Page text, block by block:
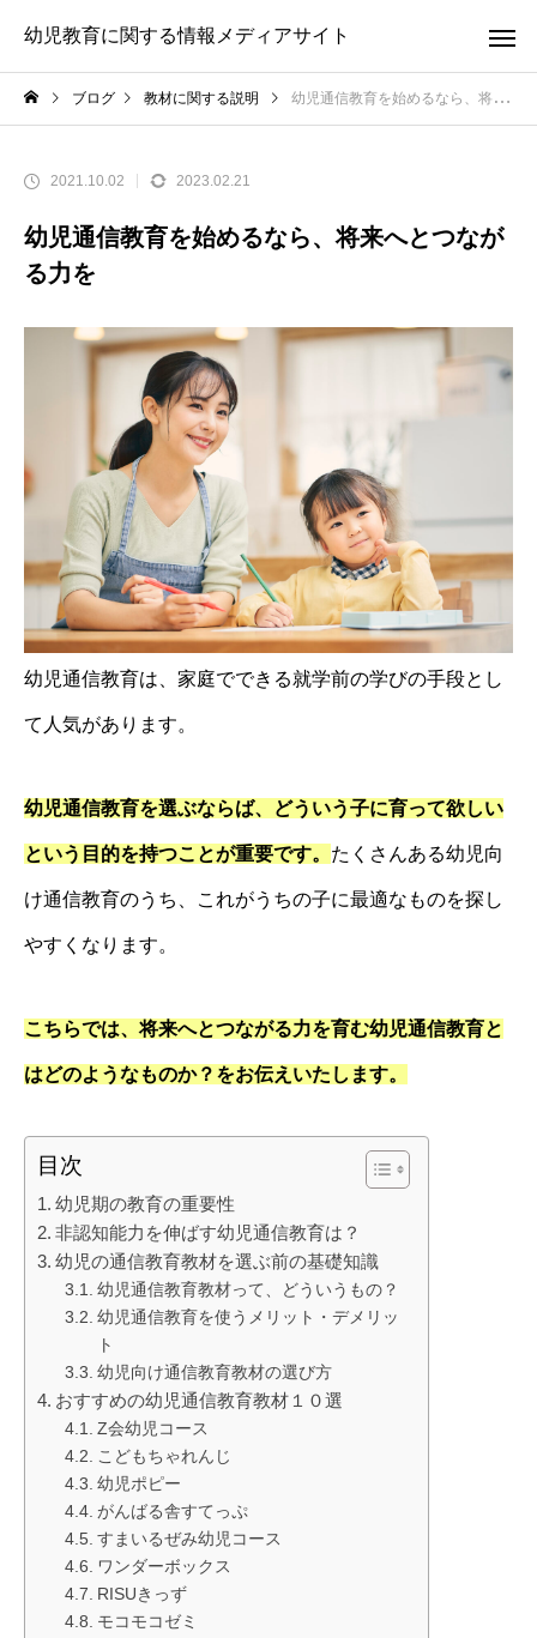
幼児教育に関する情報メディアサイト
ブログ 教材に関する説明 幼児通信教育を始めるなら、将来へとつながる力を
2021.10.02 2023.02.21
幼児通信教育を始めるなら、将来へとつなが
る力を
幼児通信教育は、家庭でできる就学前の学びの手段とし
て人気があります。
幼児通信教育を選ぶならば、どういう子に育って欲しい
という目的を持つことが重要です。 たくさんある幼児向
け通信教育のうち、これがうちの子に最適なものを探し
やすくなります。
こちらでは、将来へとつながる力を育む幼児通信教育と
はどのようなものか？をお伝えいたします。
目次
幼児期の教育の重要性
非認知能力を伸ばす幼児通信教育は？
幼児の通信教育教材を選ぶ前の基礎知識
幼児通信教育教材って、どういうもの？
幼児通信教育を使うメリット・デメリッ
ト
幼児向け通信教育教材の選び方
おすすめの幼児通信教育教材１０選
Z会幼児コース
こどもちゃれんじ
幼児ポピー
がんばる舎すてっぷ
すまいるぜみ幼児コース
ワンダーボックス
RISUきっず
モコモコゼミ